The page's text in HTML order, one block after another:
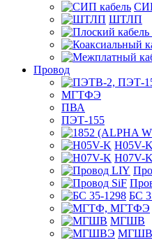
ШТЛП
Провод
МГТФЭ
ПВА
ПЭТ-155
H05V-K
H07V-K
БС
МГШВ